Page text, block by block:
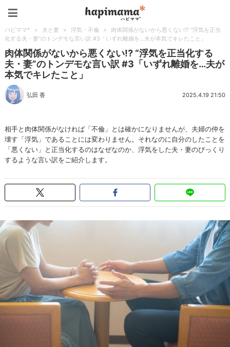
ハピママ* > 夫と妻 > 浮気・不倫 >
肉体関係がないから悪くない!? “浮気を正当
化する夫・妻”のトンデモな言い訳 #3「いずれ離婚を…夫が本気でキレたこと」
肉体関係がないから悪くない!? “浮気を正当化する
夫・妻”のトンデモな言い訳 #3「いずれ離婚を…夫が
本気でキレたこと」
弘田 香 2025.4.19 21:50
相手と肉体関係がなければ「不倫」とは確かになりませんが、夫婦の仲を
壊す「浮気」であることには変わりません。それなのに自分のしたことを
「悪くない」と正当化するのはなぜなのか、浮気をした夫・妻のびっくり
するような言い訳をご紹介します。